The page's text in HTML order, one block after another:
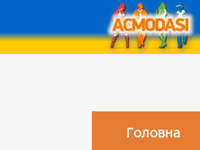
Головна